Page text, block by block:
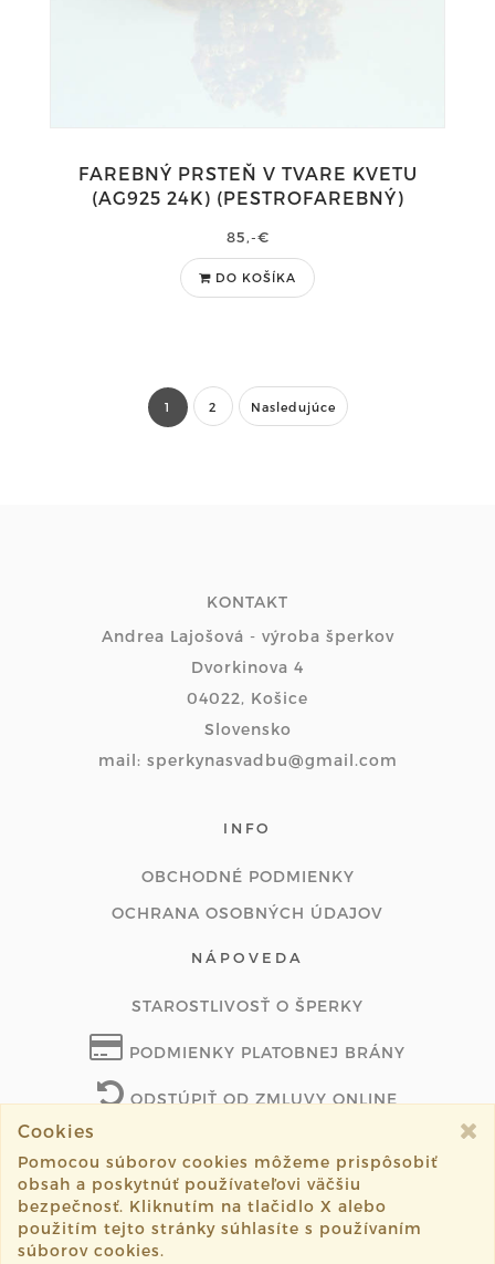
FAREBNÝ PRSTEŇ V TVARE KVETU
(AG925 24K) (PESTROFAREBNÝ)
85,-€
DO KOŠÍKA
1 2 Nasledujúce
KONTAKT
Andrea Lajošová - výroba šperkov
Dvorkinova 4
04022, Košice
Slovensko
mail: sperkynasvadbu@gmail.com
INFO
OBCHODNÉ PODMIENKY
OCHRANA OSOBNÝCH ÚDAJOV
NÁPOVEDA
STAROSTLIVOSŤ O ŠPERKY
PODMIENKY PLATOBNEJ BRÁNY
ODSTÚPIŤ OD ZMLUVY ONLINE
©2026 sperkynasvadbu.sk všetky práva vyhradené.
Vytvorené systémomsashe.sk
Cookies
Pomocou súborov cookies môžeme prispôsobiť
obsah a poskytnúť používateľovi väčšiu
bezpečnosť. Kliknutím na tlačidlo X alebo
použitím tejto stránky súhlasíte s používaním
súborov cookies.